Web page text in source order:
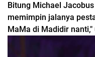
Bitung Michael
memimpin jalanya
MaMa di Madidir